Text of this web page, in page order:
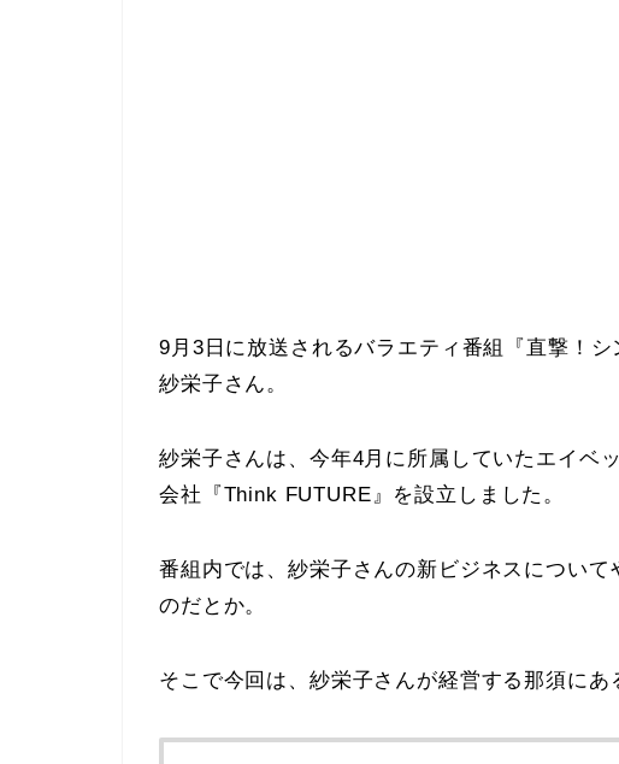
9月3日に放送されるバラエティ番組『直撃！
紗栄子さん。
紗栄子さんは、今年4月に所属していたエイベ
会社『Think FUTURE』を設立しました。
番組内では、紗栄子さんの新ビジネスについ
のだとか。
そこで今回は、紗栄子さんが経営する那須にあ